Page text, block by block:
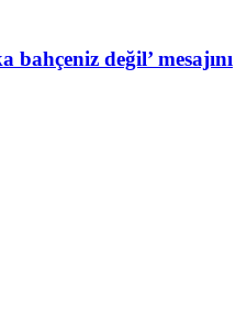
değil’ mesajını